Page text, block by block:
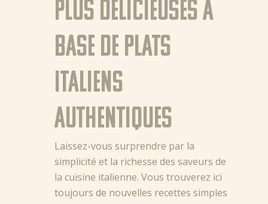
plus délicieuses à
base de plats
italiens
authentiques
Laissez-vous surprendre par la
simplicité et la richesse des saveurs de
la cuisine italienne. Vous trouverez ici
toujours de nouvelles recettes simples